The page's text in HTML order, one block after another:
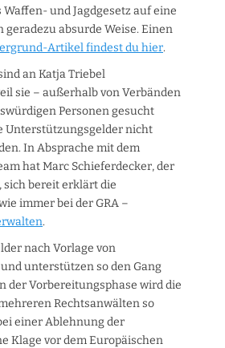
und Jagdgesetz auf eine
geradezu absurde Weise. Einen
Artikel findest du hier.
an Katja Triebel
sie – außerhalb von Verbänden
Personen gesucht
Unterstützungsgelder nicht
In Absprache mit dem
hat Marc Schieferdecker, der
sich bereit erklärt die
immer bei der GRA –
.
nach Vorlage von
unterstützen so den Gang
der Vorbereitungsphase wird die
Rechtsanwälten so
einer Ablehnung der
Klage vor dem Europäischen